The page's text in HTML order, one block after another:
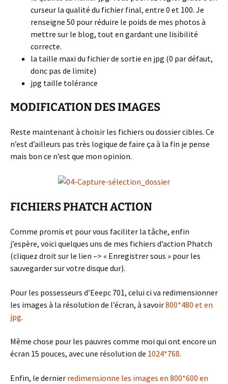
curseur la qualité du fichier final, entre 0 et 100. Je
renseigne 50 pour réduire le poids de mes photos à
mettre sur le blog, tout en gardant une lisibilité
correcte.
la taille maxi du fichier de sortie en jpg (0 par défaut,
donc pas de limite)
jpg taille tolérance
MODIFICATION DES IMAGES
Reste maintenant à choisir les fichiers ou dossier cibles. Ce
n’est d’ailleurs pas très logique de faire ça à la fin je pense
mais bon ce n’est que mon opinion.
FICHIERS PHATCH ACTION
Comme promis et pour vous faciliter la tâche, enfin
j’espère, voici quelques uns de mes fichiers d’action Phatch
(cliquez droit sur le lien –> « Enregistrer sous » pour les
sauvegarder sur votre disque dur).
Pour les possesseurs d’Eeepc 701, celui ci va redimensionner
les images à la résolution de l’écran, à savoir800*480 et en
jpg.
Même chose pour les pauvres comme moi qui ont encore un
écran 15 pouces, avec une résolution de 1024*768.
Enfin, le dernier redimensionne les images en 800*600 en